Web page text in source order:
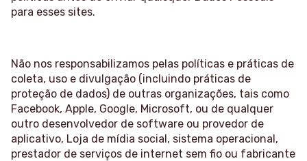
para esses sites.
Não nos responsabilizamos pelas políticas e práticas de
coleta, uso e divulgação (incluindo práticas de
proteção de dados) de outras organizações, tais como
Facebook, Apple, Google, Microsoft, ou de qualquer
outro desenvolvedor de software ou provedor de
aplicativo, Loja de mídia social, sistema operacional,
prestador de serviços de internet sem fio ou fabricante